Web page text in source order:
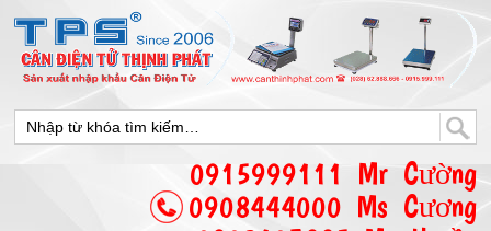
0915999111 Mr Cường
0908444000 Ms Cương